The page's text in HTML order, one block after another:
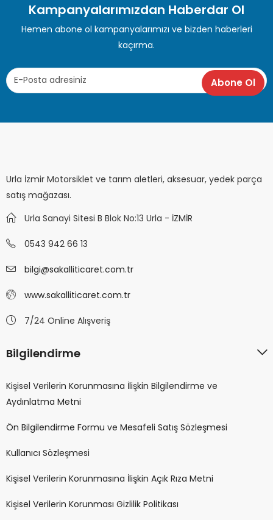
Kampanyalarımızdan Haberdar Ol
Hemen abone ol kampanyalarımızı ve bizden haberleri
kaçırma.
Urla İzmir Motorsiklet ve tarım aletleri, aksesuar, yedek parça
satış mağazası.
Urla Sanayi Sitesi B Blok No:13 Urla - İZMİR
0543 942 66 13
bilgi@sakalliticaret.com.tr
www.sakalliticaret.com.tr
7/24 Online Alışveriş
Bilgilendirme
Kişisel Verilerin Korunmasına İlişkin Bilgilendirme ve
Aydınlatma Metni
Ön Bilgilendirme Formu ve Mesafeli Satış Sözleşmesi
Kullanıcı Sözleşmesi
Kişisel Verilerin Korunmasına İlişkin Açık Rıza Metni
Kişisel Verilerin Korunması Gizlilik Politikası